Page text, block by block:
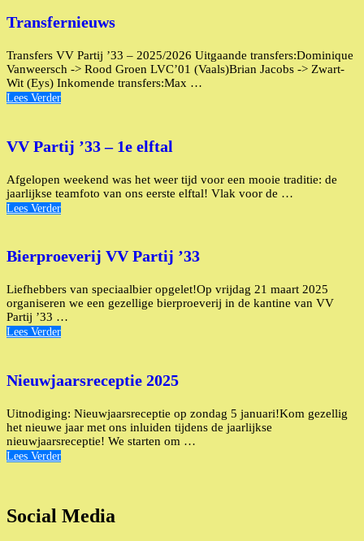
Transfernieuws
Transfers VV Partij ’33 – 2025/2026 Uitgaande transfers:Dominique
Vanweersch -> Rood Groen LVC’01 (Vaals)Brian Jacobs -> Zwart-
Wit (Eys) Inkomende transfers:Max …
Lees Verder
VV Partij ’33 – 1e elftal
Afgelopen weekend was het weer tijd voor een mooie traditie: de
jaarlijkse teamfoto van ons eerste elftal! Vlak voor de …
Lees Verder
Bierproeverij VV Partij ’33
Liefhebbers van speciaalbier opgelet!Op vrijdag 21 maart 2025
organiseren we een gezellige bierproeverij in de kantine van VV
Partij ’33 …
Lees Verder
Nieuwjaarsreceptie 2025
Uitnodiging: Nieuwjaarsreceptie op zondag 5 januari!Kom gezellig
het nieuwe jaar met ons inluiden tijdens de jaarlijkse
nieuwjaarsreceptie! We starten om …
Lees Verder
Social Media